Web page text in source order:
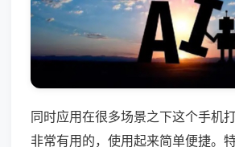
同时应用在很多场景之下这个手机
非常有用的，使用起来简单便捷。